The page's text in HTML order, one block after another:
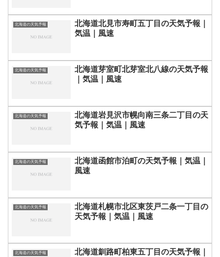
北海道の天気予報
北海道北見市寿町五丁目の天気予報｜
気温｜風速
北海道の天気予報
北海道芽室町北芽室北八線の天気予報
｜気温｜風速
北海道の天気予報
北海道岩見沢市幌向南三条二丁目の天
気予報｜気温｜風速
北海道の天気予報
北海道函館市泊町の天気予報｜気温｜
風速
北海道の天気予報
北海道札幌市北区東茨戸二条一丁目の
天気予報｜気温｜風速
北海道の天気予報
北海道釧路町柏東五丁目の天気予報｜